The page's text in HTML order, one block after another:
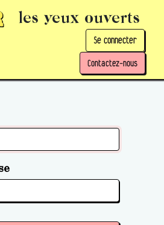
les yeux ouverts
Se connecter
Contactez-nous